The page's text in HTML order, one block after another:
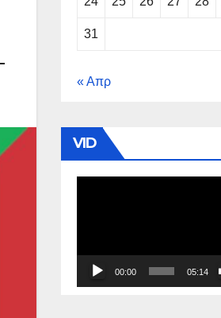
31
« Απρ
VID
00:00 05:14